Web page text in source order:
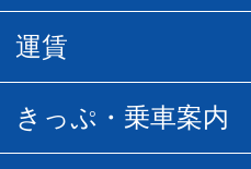
駅情報
所要時間
運賃
普通運賃
きっぷ・乗車案内